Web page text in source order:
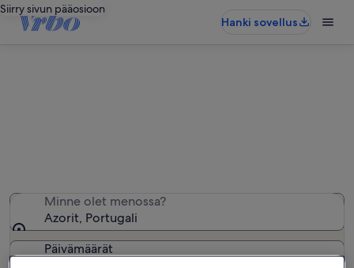
Siirry sivun pääosioon
Hanki sovellus
Minne olet menossa?
Azorit, Portugali
Päivämäärät